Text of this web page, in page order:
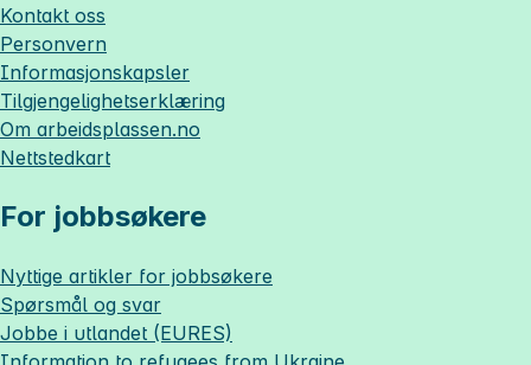
Kontakt oss
Personvern
Informasjonskapsler
Tilgjengelighetserklæring
Om arbeidsplassen.no
Nettstedkart
For jobbsøkere
Nyttige artikler for jobbsøkere
Spørsmål og svar
Jobbe i utlandet (EURES)